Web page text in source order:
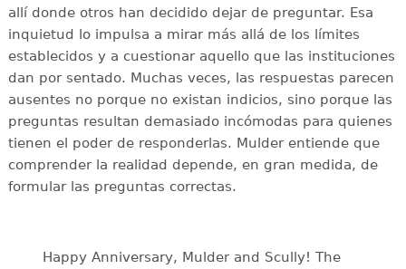
allí donde otros han decidido dejar de preguntar. Esa
inquietud lo impulsa a mirar más allá de los límites
establecidos y a cuestionar aquello que las instituciones
dan por sentado. Muchas veces, las respuestas parecen
ausentes no porque no existan indicios, sino porque las
preguntas resultan demasiado incómodas para quienes
tienen el poder de responderlas. Mulder entiende que
comprender la realidad depende, en gran medida, de
formular las preguntas correctas.
Happy Anniversary, Mulder and Scully! The